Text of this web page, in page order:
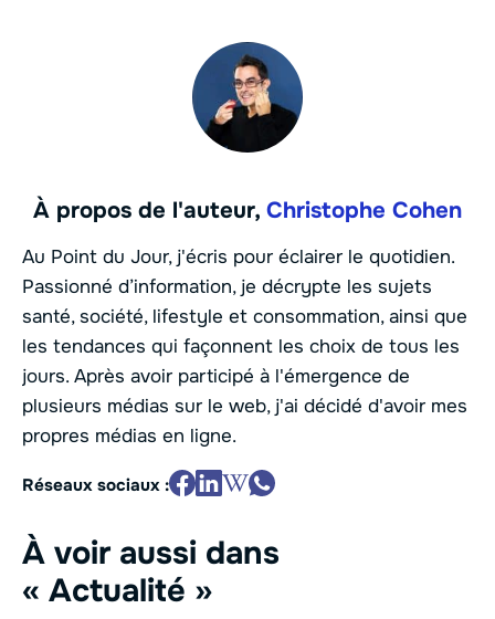
À propos de l'auteur, Christophe Cohen
Au Point du Jour, j'écris pour éclairer le quotidien.
Passionné d’information, je décrypte les sujets
santé, société, lifestyle et consommation, ainsi que
les tendances qui façonnent les choix de tous les
jours. Après avoir participé à l'émergence de
plusieurs médias sur le web, j'ai décidé d'avoir mes
propres médias en ligne.
Réseaux sociaux :
À voir aussi dans
« Actualité »